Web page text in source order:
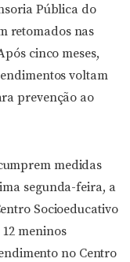
Pública do
retomados nas
cinco meses,
voltam
prevenção ao
medidas
segunda-feira, a
Socioeducativo
meninos
no Centro